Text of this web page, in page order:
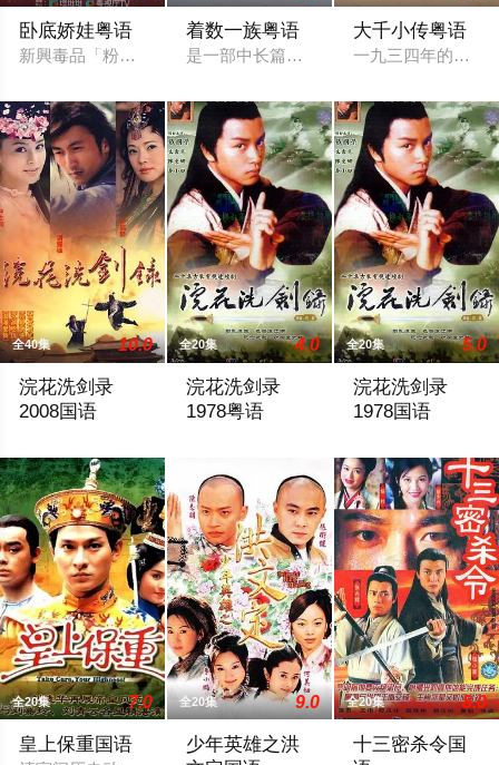
卧底娇娃粤语
新興毒品「粉精靈」流竄市面，臥底潘奕風（馬貫東 飾）潛伏
着数一族粤语
是一部中长篇轻喜剧，强大的明星阵容
大千小传粤语
一九三四年的香港
全40集 10.0
浣花洗剑录
2008国语
全20集 4.0
浣花洗剑录
1978粤语
全20集 5.0
浣花洗剑录
1978国语
全20集 7.0
皇上保重国语
全20集 9.0
少年英雄之洪
全20集 8.0
十三密杀令国